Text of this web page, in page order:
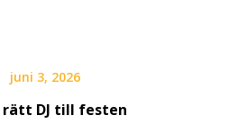
juni 3, 2026
rätt DJ till festen